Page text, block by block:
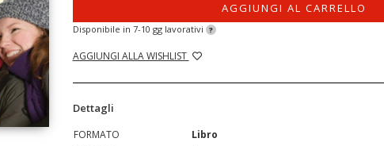
AGGIUNGI AL CARRELLO
Disponibile in 7-10 gg lavorativi ?
AGGIUNGI ALLA WISHLIST
Dettagli
FORMATO
Libro